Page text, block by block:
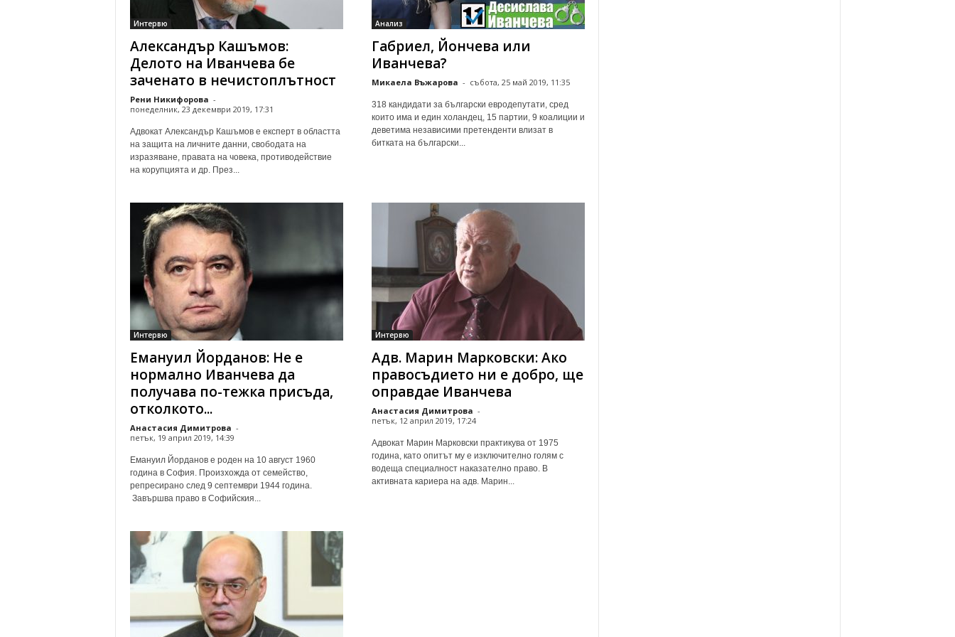
Интервю
Александър Кашъмов:
Делото на Иванчева бе
заченато в нечистоплътност
Рени Никифорова -
понеделник, 23 декември 2019, 17:31
Адвокат Александър Кашъмов е експерт в областта
на защита на личните данни, свободата на
изразяване, правата на човека, противодействие
на корупцията и др. През...
Анализ
Габриел, Йончева или
Иванчева?
Микаела Въжарова - събота, 25 май 2019, 11:35
318 кандидати за български евродепутати, сред
които има и един холандец, 15 партии, 9 коалиции и
деветима независими претенденти влизат в
битката на български...
Интервю
Емануил Йорданов: Не е
нормално Иванчева да
получава по-тежка присъда,
отколкото...
Анастасия Димитрова -
петък, 19 април 2019, 14:39
Емануил Йорданов е роден на 10 август 1960
година в София. Произхожда от семейство,
репресирано след 9 септември 1944 година.
Завършва право в Софийския...
Интервю
Адв. Марин Марковски: Ако
правосъдието ни е добро, ще
оправдае Иванчева
Анастасия Димитрова -
петък, 12 април 2019, 17:24
Адвокат Марин Марковски практикува от 1975
година, като опитът му е изключително голям с
водеща специалност наказателно право. В
активната кариера на адв. Марин...